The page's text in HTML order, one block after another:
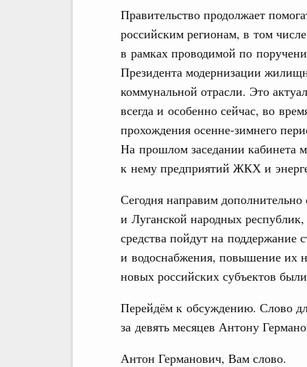
Правительство продолжает
российским регионам, в том числе
в рамках проводимой по
Президента модернизации
коммунальной отрасли. Это
всегда и особенно сейчас, во
прохождения осенне-зимнего
На прошлом заседании кабинета
к нему предприятий ЖКХ и
Сегодня направим
и Луганской народных
средства пойдут на поддержание
и водоснабжения, повышение их
новых российских субъектов
Перейдём к обсуждению. Слово
за девять месяцев Антону
Антон Германович, Вам слово.